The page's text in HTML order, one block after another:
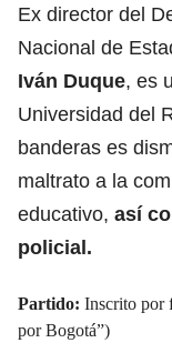
Ex director del
Nacional de
Iván Duque, es
Universidad del
banderas es
maltrato a la
educativo, así
policial.
Partido: Inscrito por
por Bogotá”)